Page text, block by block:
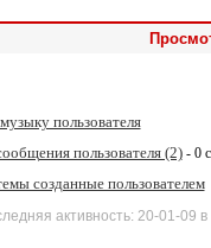
пользователя
пользователя (2)- 0
созданные пользователем
активность: 20-01-09 в